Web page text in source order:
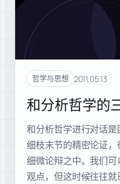
哲学与思想 2011.05.13
和分析哲学的
和分析哲学进行对话
细枝末节的精密论证
细微论辩之中。我们
观点，但这时候往往